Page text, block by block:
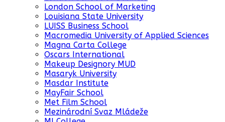
London School of Marketing
Louisiana State University
LUISS Business School
Macromedia University of Applied Sciences
Magna Carta College
Oscars International
Makeup Designory MUD
Masaryk University
Masdar Institute
MayFair School
Met Film School
Mezinárodní Svaz Mládeže